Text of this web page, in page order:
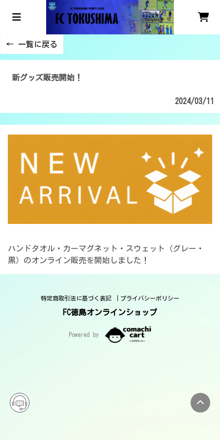
← 一覧に戻る
新グッズ販売開始！
2024/03/11
ハンドタオル・カーマグネット・スウェット（グレー・
黒）のオンライン販売を開始しました！
特定商取引法に基づく表記 プライバシーポリシー
FC徳島オンラインショップ
Powered by